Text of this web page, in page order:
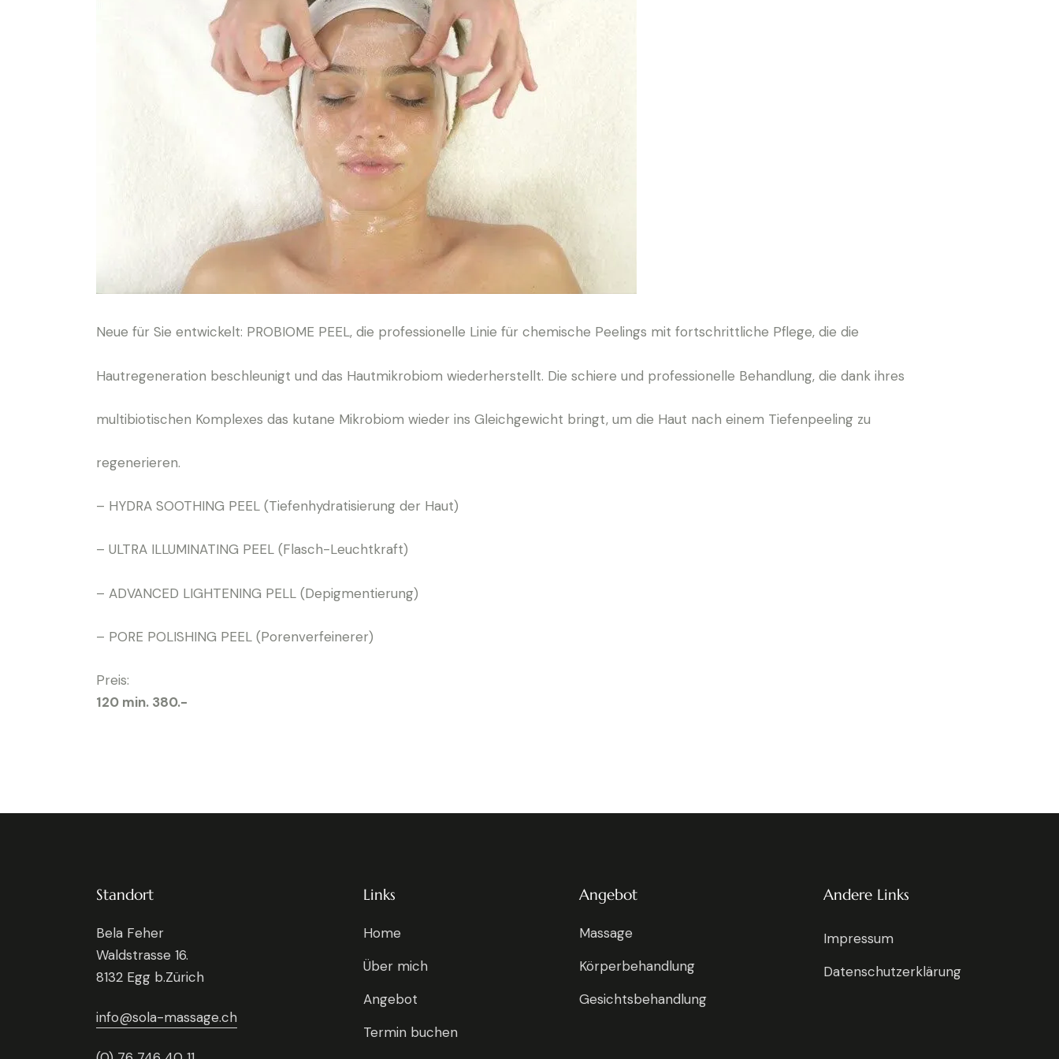
Neue für Sie entwickelt: PROBIOME PEEL, die professionelle Linie für chemische Peelings mit fortschrittliche Pflege, die die
Hautregeneration beschleunigt und das Hautmikrobiom wiederherstellt. Die schiere und professionelle Behandlung, die dank ihres
multibiotischen Komplexes das kutane Mikrobiom wieder ins Gleichgewicht bringt, um die Haut nach einem Tiefenpeeling zu
regenerieren.
– HYDRA SOOTHING PEEL (Tiefenhydratisierung der Haut)
– ULTRA ILLUMINATING PEEL (Flasch-Leuchtkraft)
– ADVANCED LIGHTENING PELL (Depigmentierung)
– PORE POLISHING PEEL (Porenverfeinerer)
Preis:
120 min. 380.-
Standort
Bela Feher
Waldstrasse 16.
8132 Egg b.Zürich
info@sola-massage.ch
Links
Home
Über mich
Angebot
Termin buchen
Angebot
Massage
Körperbehandlung
Gesichtsbehandlung
Andere Links
Impressum
Datenschutzerklärung